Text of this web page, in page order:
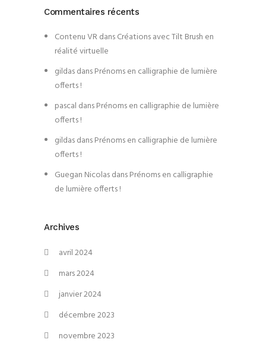
Commentaires récents
Contenu VRdansCréations avec Tilt Brush en
réalité virtuelle
gildasdansPrénoms en calligraphie de lumière
offerts !
pascal dansPrénoms en calligraphie de lumière
offerts !
gildasdansPrénoms en calligraphie de lumière
offerts !
Guegan NicolasdansPrénoms en calligraphie
de lumière offerts !
Archives
avril 2024
mars 2024
janvier 2024
décembre 2023
novembre 2023